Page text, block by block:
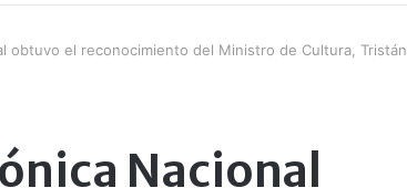
obtuvo el reconocimiento del Ministro de Cultura, Tristán
Nacional